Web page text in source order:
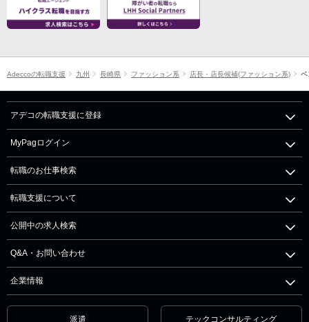
Adeccoの転職支援 九州 長崎県 ファッション系 店長・店長候補(ファッション系) ベ
アデコの転職支援に登録
MyPagログイン
転職のお仕事検索
転職支援について
公開中の求人検索
Q&A・お問い合わせ
企業情報
派遣 テックコンサルティング